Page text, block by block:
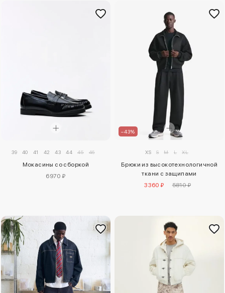
39 40 41 42 43 44 45 46
Мокасины со сборкой
6970 ₽
–43%
XS S M L XL
Брюки из высокотехнологичной
ткани с защипами
3360 ₽
5810 ₽